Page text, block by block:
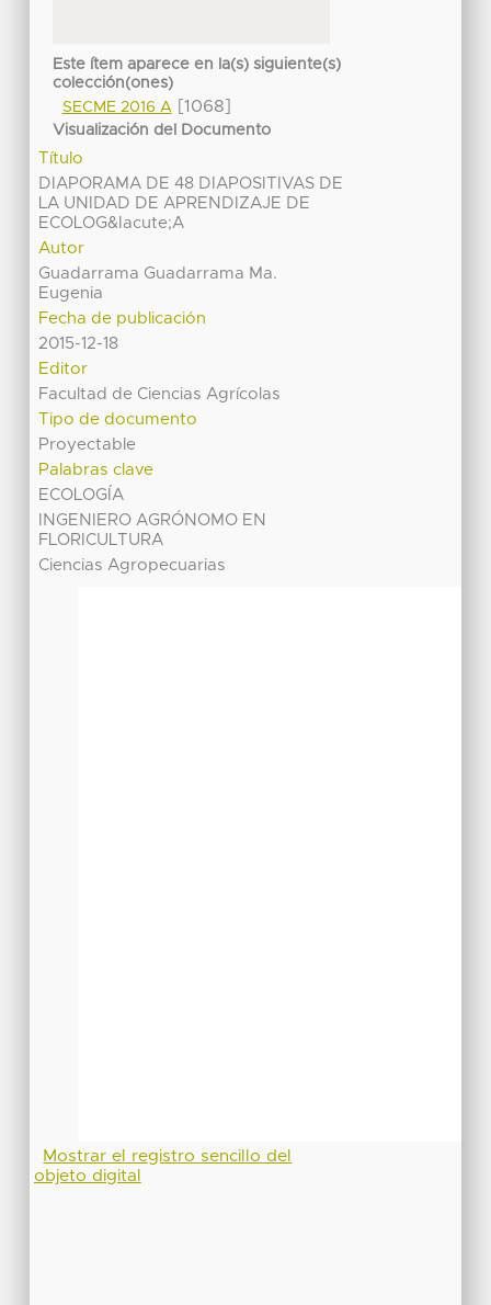
Este ítem aparece en la(s) siguiente(s)
colección(ones)
SECME 2016 A [1068]
Visualización del Documento
Título
DIAPORAMA DE 48 DIAPOSITIVAS DE
LA UNIDAD DE APRENDIZAJE DE
ECOLOG&Iacute;A
Autor
Guadarrama Guadarrama Ma.
Eugenia
Fecha de publicación
2015-12-18
Editor
Facultad de Ciencias Agrícolas
Tipo de documento
Proyectable
Palabras clave
ECOLOGÍA
INGENIERO AGRÓNOMO EN
FLORICULTURA
Ciencias Agropecuarias
Mostrar el registro sencillo del
objeto digital